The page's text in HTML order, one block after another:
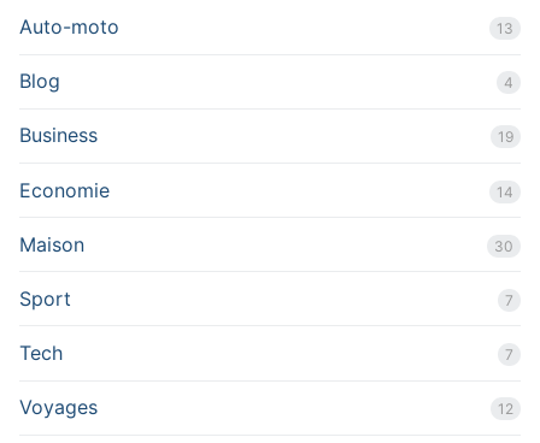
Auto-moto 13
Blog 4
Business 19
Economie 14
Maison 30
Sport 7
Tech 7
Voyages 12